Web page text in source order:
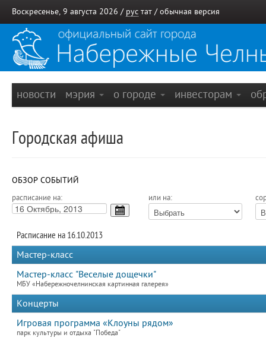
Воскресенье, 9 августа 2026 / рус тат / обычная версия
новости мэрия о городе инвесторам
Городская афиша
ОБЗОР СОБЫТИЙ
расписание на: или на:
Расписание на 16.10.2013
Мастер-класс
Мастер-класс "Веселые дощечки"
МБУ «Набережночелнинская картинная галерея»
Концерты
Игровая программа «Клоуны рядом»
парк культуры и отдыха "Победа"